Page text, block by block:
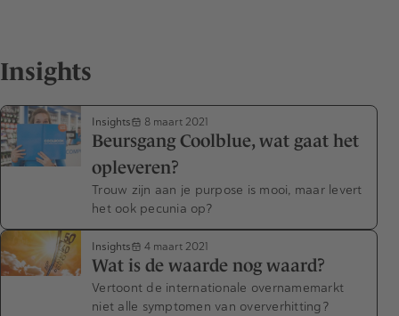
Insights
Insights 8 maart 2021
Beursgang Coolblue, wat gaat het
opleveren?
Trouw zijn aan je purpose is mooi, maar levert
het ook pecunia op?
Insights 4 maart 2021
Wat is de waarde nog waard?
Vertoont de internationale overnamemarkt
niet alle symptomen van oververhitting?